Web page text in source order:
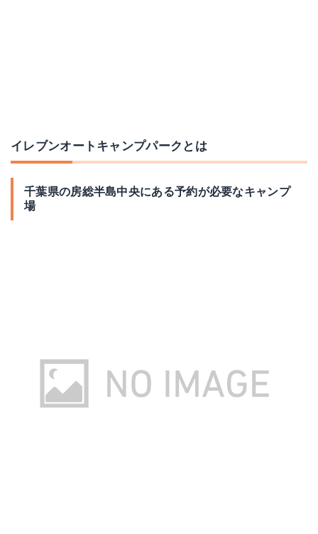
イレブンオートキャンプパークとは
千葉県の房総半島中央にある予約が必要なキャンプ
場